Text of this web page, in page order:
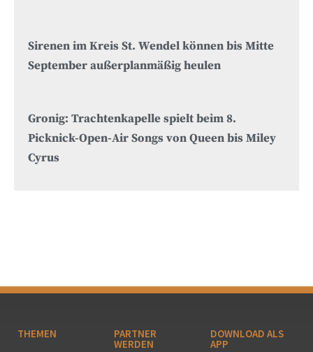
Sirenen im Kreis St. Wendel können bis Mitte
September außerplanmäßig heulen
Gronig: Trachtenkapelle spielt beim 8.
Picknick-Open-Air Songs von Queen bis Miley
Cyrus
THEMEN PARTNER
WERDEN
DOWNLOAD ALS
APP